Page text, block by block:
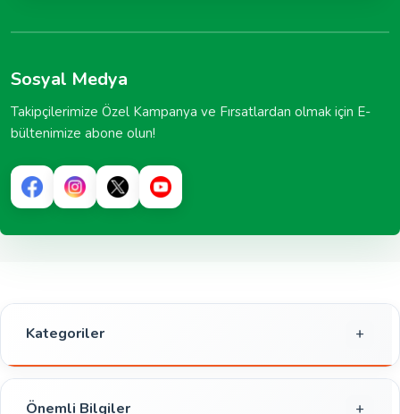
Sosyal Medya
Takipçilerimize Özel Kampanya ve Fırsatlardan olmak için E-
bültenimize abone olun!
Kategoriler
Gıda
Kahvaltılık
Önemli Bilgiler